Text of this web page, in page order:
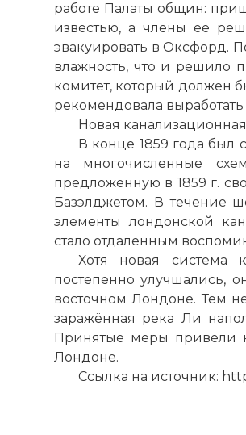
работе Палаты общин:
известью, а члены её
эвакуировать в Оксфорд.
влажность, что и решило
комитет, который должен
рекомендовала
Новая
В конце 1859 года был
на многочисленные
предложенную в 1859 г.
Базэлджетом. В течение
элементы лондонской
стало отдалённым
Хотя новая система
постепенно улучшались,
восточном Лондоне. Тем
заражённая река Ли
Принятые меры привели
Лондоне.
Ссылка на источник: